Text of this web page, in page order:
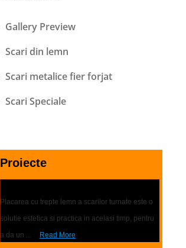
Gallery Preview
Scari din lemn
Scari metalice fier forjat
Scari Speciale
Proiecte
Placarea cu trepte lemn a scarilor turnate este o
solutie estetica si practica in acelasi timp, pentru
a da un ...
Read More